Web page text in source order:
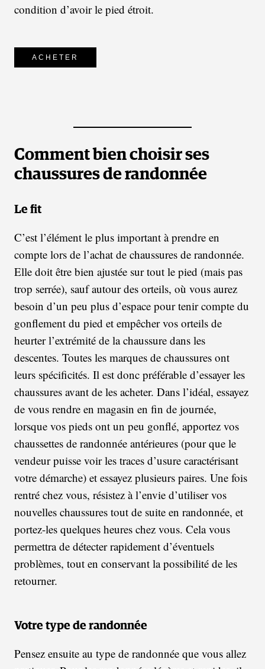
condition d’avoir le pied étroit.
ACHETER
Comment bien choisir ses
chaussures de randonnée
Le fit
C’est l’élément le plus important à prendre en
compte lors de l’achat de chaussures de randonnée.
Elle doit être bien ajustée sur tout le pied (mais pas
trop serrée), sauf autour des orteils, où vous aurez
besoin d’un peu plus d’espace pour tenir compte du
gonflement du pied et empêcher vos orteils de
heurter l’extrémité de la chaussure dans les
descentes. Toutes les marques de chaussures ont
leurs spécificités. Il est donc préférable d’essayer les
chaussures avant de les acheter. Dans l’idéal, essayez
de vous rendre en magasin en fin de journée,
lorsque vos pieds ont un peu gonflé, apportez vos
chaussettes de randonnée antérieures (pour que le
vendeur puisse voir les traces d’usure caractérisant
votre démarche) et essayez plusieurs paires. Une fois
rentré chez vous, résistez à l’envie d’utiliser vos
nouvelles chaussures tout de suite en randonnée, et
portez-les quelques heures chez vous. Cela vous
permettra de détecter rapidement d’éventuels
problèmes, tout en conservant la possibilité de les
retourner.
Votre type de randonnée
Pensez ensuite au type de randonnée que vous allez